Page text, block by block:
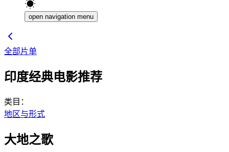
open navigation menu
全部片单
印度经典电影推荐
类目：
地区与形式
大地之歌